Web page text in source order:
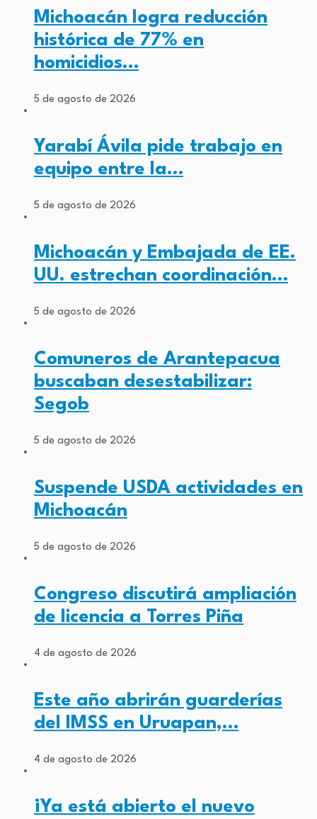
Michoacán logra reducción
histórica de 77% en
homicidios…
5 de agosto de 2026
Yarabí Ávila pide trabajo en
equipo entre la…
5 de agosto de 2026
Michoacán y Embajada de EE.
UU. estrechan coordinación…
5 de agosto de 2026
Comuneros de Arantepacua
buscaban desestabilizar:
Segob
5 de agosto de 2026
Suspende USDA actividades en
Michoacán
5 de agosto de 2026
Congreso discutirá ampliación
de licencia a Torres Piña
4 de agosto de 2026
Este año abrirán guarderías
del IMSS en Uruapan,…
4 de agosto de 2026
¡Ya está abierto el nuevo